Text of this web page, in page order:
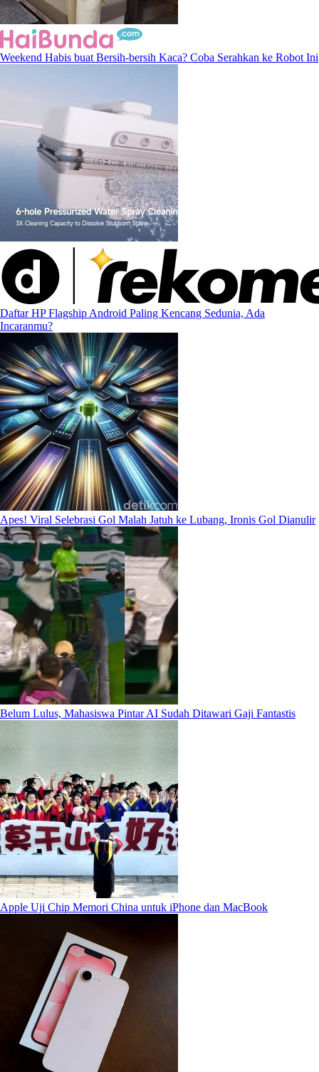
Weekend Habis buat Bersih-bersih Kaca? Coba Serahkan ke Robot Ini
Daftar HP Flagship Android Paling Kencang Sedunia, Ada
Incaranmu?
Apes! Viral Selebrasi Gol Malah Jatuh ke Lubang, Ironis Gol Dianulir
Belum Lulus, Mahasiswa Pintar AI Sudah Ditawari Gaji Fantastis
Apple Uji Chip Memori China untuk iPhone dan MacBook